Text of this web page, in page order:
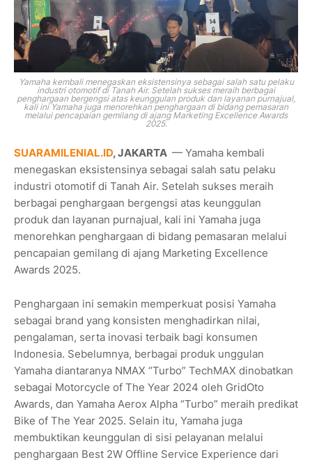
Yamaha kembali menegaskan eksistensinya sebagai salah satu pelaku
industri otomotif di Tanah Air. Setelah sukses meraih berbagai
penghargaan bergengsi atas keunggulan produk dan layanan purnajual,
kali ini Yamaha juga menorehkan penghargaan di bidang pemasaran
melalui pencapaian gemilang di ajang Marketing Excellence Awards
2025.
SUARAMILENIAL.ID, JAKARTA — Yamaha kembali
menegaskan eksistensinya sebagai salah satu pelaku
industri otomotif di Tanah Air. Setelah sukses meraih
berbagai penghargaan bergengsi atas keunggulan
produk dan layanan purnajual, kali ini Yamaha juga
menorehkan penghargaan di bidang pemasaran melalui
pencapaian gemilang di ajang Marketing Excellence
Awards 2025.
Penghargaan ini semakin memperkuat posisi Yamaha
sebagai brand yang konsisten menghadirkan nilai,
pengalaman, serta inovasi terbaik bagi konsumen
Indonesia. Sebelumnya, berbagai produk unggulan
Yamaha diantaranya NMAX “Turbo” TechMAX dinobatkan
sebagai Motorcycle of The Year 2024 oleh GridOto
Awards, dan Yamaha Aerox Alpha “Turbo” meraih predikat
Bike of The Year 2025. Selain itu, Yamaha juga
membuktikan keunggulan di sisi pelayanan melalui
penghargaan Best 2W Offline Service Experience dari